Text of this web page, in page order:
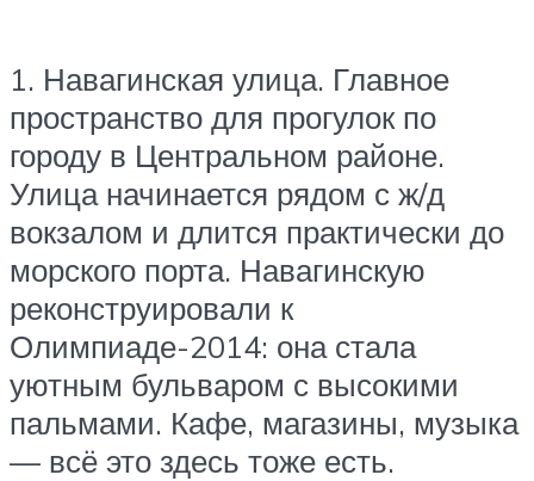
1. Навагинская улица. Главное
пространство для прогулок по
городу в Центральном районе.
Улица начинается рядом с ж/д
вокзалом и длится практически до
морского порта. Навагинскую
реконструировали к
Олимпиаде-2014: она стала
уютным бульваром с высокими
пальмами. Кафе, магазины, музыка
— всё это здесь тоже есть.